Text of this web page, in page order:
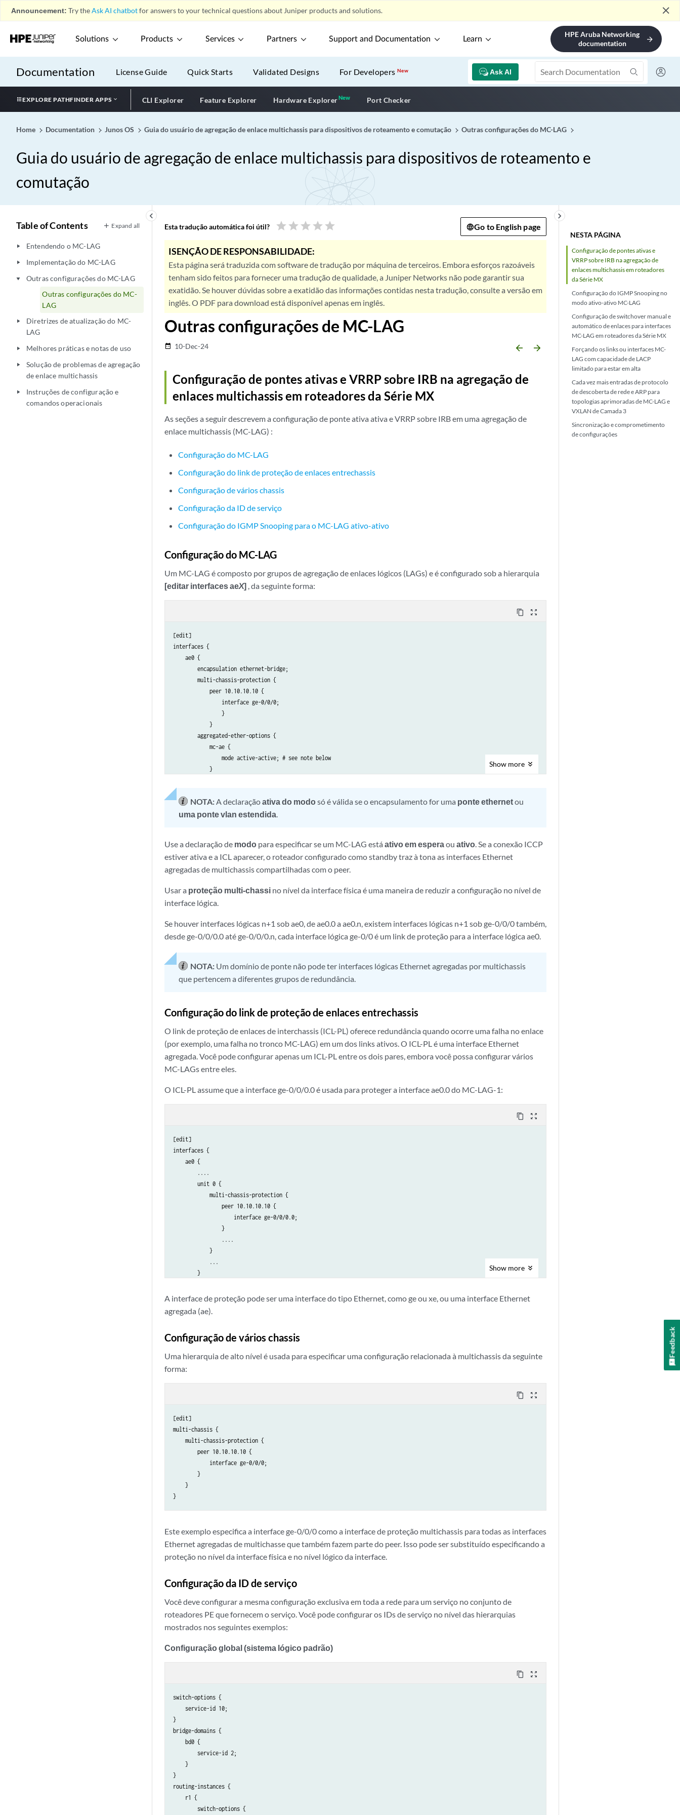
Announcement: Try theAsk AI chatbotfor answers to your technical questions about Juniper products and solutions. close
Solutions Products Services Partners Support and Documentation Learn
HPE Aruba Networking
documentation
arrow_forward
Documentation Ask AI
License Guide Quick Starts Validated Designs For DevelopersNew
EXPLORE PATHFINDER APPS CLI Explorer Feature Explorer Hardware ExplorerNewNew application
Port Checker
Home Documentation Junos OS Guia do usuário de agregação de enlace multichassis para dispositivos de roteamento e comutação Outras configurações do MC-LAG
Guia do usuário de agregação de enlace multichassis para dispositivos de roteamento e
comutação
keyboard_arrow_left
Table of Contents Expand all
play_arrow Entendendo o MC-LAG
play_arrow Implementação do MC-LAG
play_arrow
Outras configurações do MC-LAG
Outras configurações do MC-
LAG
play_arrow
Diretrizes de atualização do MC-
LAG
play_arrow Melhores práticas e notas de uso
play_arrow
Solução de problemas de agregação
de enlace multichassis
play_arrow
Instruções de configuração e
comandos operacionais
NESTA PÁGINA
Configuração de pontes ativas e
VRRP sobre IRB na agregação de
enlaces multichassis em roteadores
da Série MX
Configuração do IGMP Snooping no
modo ativo-ativo MC-LAG
Configuração de switchover manual e
automático de enlaces para interfaces
MC-LAG em roteadores da Série MX
Forçando os links ou interfaces MC-
LAG com capacidade de LACP
limitado para estar em alta
Cada vez mais entradas de protocolo
de descoberta de rede e ARP para
topologias aprimoradas de MC-LAG e
VXLAN de Camada 3
Sincronização e comprometimento
de configurações
keyboard_arrow_right
Esta tradução automática foi útil? star star star star star Go to English page
ISENÇÃO DE RESPONSABILIDADE:
Esta página será traduzida com software de tradução por máquina de terceiros. Embora esforços razoáveis
tenham sido feitos para fornecer uma tradução de qualidade, a Juniper Networks não pode garantir sua
exatidão. Se houver dúvidas sobre a exatidão das informações contidas nesta tradução, consulte a versão em
inglês. O PDF para download está disponível apenas em inglês.
Outras configurações de MC-LAG
date_range 10-Dec-24 arrow_backward arrow_forward
Configuração de pontes ativas e VRRP sobre IRB na agregação de
enlaces multichassis em roteadores da Série MX
As seções a seguir descrevem a configuração de ponte ativa ativa e VRRP sobre IRB em uma agregação de
enlace multichassis (MC-LAG) :
Configuração do MC-LAG
Configuração do link de proteção de enlaces entrechassis
Configuração de vários chassis
Configuração da ID de serviço
Configuração do IGMP Snooping para o MC-LAG ativo-ativo
Configuração do MC-LAG
Um MC-LAG é composto por grupos de agregação de enlaces lógicos (LAGs) e é configurado sob a hierarquia
[editar interfaces aeX] , da seguinte forma:
content_copy zoom_out_map
[edit]
interfaces {
    ae0 {
        encapsulation ethernet-bridge;
        multi-chassis-protection {
            peer 10.10.10.10 {
                interface ge-0/0/0;
                }
            }
        aggregated-ether-options {
            mc-ae {
                mode active-active; # see note below
            }
    }
Show more
NOTA:A declaraçãoativa do modo só é válida se o encapsulamento for uma ponte ethernetou
uma ponte vlan estendida.
Use a declaração de modo para especificar se um MC-LAG está ativo em esperaou ativo. Se a conexão ICCP
estiver ativa e a ICL aparecer, o roteador configurado como standby traz à tona as interfaces Ethernet
agregadas de multichassis compartilhadas com o peer.
Usar a proteção multi-chassi no nível da interface física é uma maneira de reduzir a configuração no nível de
interface lógica.
Se houver interfaces lógicas n+1 sob ae0, de ae0.0 a ae0.n, existem interfaces lógicas n+1 sob ge-0/0/0 também,
desde ge-0/0/0.0 até ge-0/0/0.n, cada interface lógica ge-0/0 é um link de proteção para a interface lógica ae0.
NOTA: Um domínio de ponte não pode ter interfaces lógicas Ethernet agregadas por multichassis
que pertencem a diferentes grupos de redundância.
Configuração do link de proteção de enlaces entrechassis
O link de proteção de enlaces de interchassis (ICL-PL) oferece redundância quando ocorre uma falha no enlace
(por exemplo, uma falha no tronco MC-LAG) em um dos links ativos. O ICL-PL é uma interface Ethernet
agregada. Você pode configurar apenas um ICL-PL entre os dois pares, embora você possa configurar vários
MC-LAGs entre eles.
O ICL-PL assume que a interface ge-0/0/0.0 é usada para proteger a interface ae0.0 do MC-LAG-1:
content_copy zoom_out_map
[edit]
interfaces {
    ae0 {
        ....
        unit 0 {
            multi-chassis-protection {
                peer 10.10.10.10 {
                    interface ge-0/0/0.0;
                }
                ....
            }
            ...
        }
Show more
A interface de proteção pode ser uma interface do tipo Ethernet, como ge ou xe, ou uma interface Ethernet
agregada (ae).
Configuração de vários chassis
Uma hierarquia de alto nível é usada para especificar uma configuração relacionada à multichassis da seguinte
forma:
content_copy zoom_out_map
[edit]
multi-chassis {
    multi-chassis-protection {
        peer 10.10.10.10 {
            interface ge-0/0/0;
        }
    }
Este exemplo especifica a interface ge-0/0/0 como a interface de proteção multichassis para todas as interfaces
Ethernet agregadas de multichasse que também fazem parte do peer. Isso pode ser substituído especificando a
proteção no nível da interface física e no nível lógico da interface.
Configuração da ID de serviço
Você deve configurar a mesma configuração exclusiva em toda a rede para um serviço no conjunto de
roteadores PE que fornecem o serviço. Você pode configurar os IDs de serviço no nível das hierarquias
mostrados nos seguintes exemplos:
Configuração global (sistema lógico padrão)
content_copy zoom_out_map
switch-options {
    service-id 10;
}
bridge-domains {
    bd0 {
        service-id 2;
    }
}
routing-instances {
    r1 {
        switch-options {
Feedback